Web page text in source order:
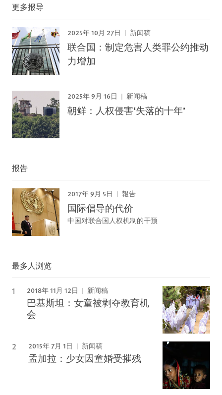
更多报导
2025年 10月 27日 新闻稿
联合国：制定危害人类罪公约推动
力增加
2025年 9月 16日 新闻稿
朝鲜：人权侵害‘失落的十年’
报告
2017年 9月 5日 報告
国际倡导的代价
中国对联合国人权机制的干预
最多人浏览
2018年 11月 12日 新闻稿
巴基斯坦：女童被剥夺教育机
会
2015年 7月 1日 新闻稿
孟加拉：少女因童婚受摧残